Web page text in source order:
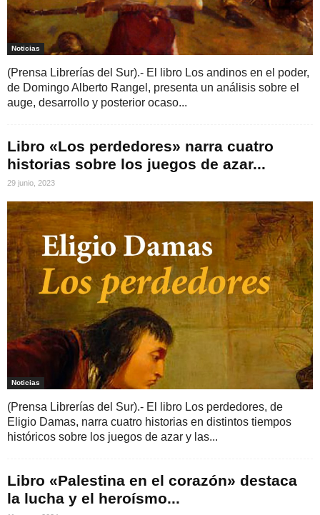
Noticias
(Prensa Librerías del Sur).- El libro Los andinos en el poder,
de Domingo Alberto Rangel, presenta un análisis sobre el
auge, desarrollo y posterior ocaso...
Libro «Los perdedores» narra cuatro
historias sobre los juegos de azar...
29 junio, 2023
Noticias
(Prensa Librerías del Sur).- El libro Los perdedores, de
Eligio Damas, narra cuatro historias en distintos tiempos
históricos sobre los juegos de azar y las...
Libro «Palestina en el corazón» destaca
la lucha y el heroísmo...